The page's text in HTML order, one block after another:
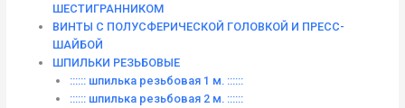
ШЕСТИГРАННИКОМ
ВИНТЫ С ПОЛУСФЕРИЧЕСКОЙ ГОЛОВКОЙ И ПРЕСС-
ШАЙБОЙ
ШПИЛЬКИ РЕЗЬБОВЫЕ
:::::: шпилька резьбовая 1 м. ::::::
:::::: шпилька резьбовая 2 м. ::::::